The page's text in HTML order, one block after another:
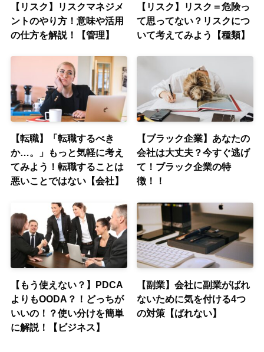
【リスク】リスクマネジメ
ントのやり方！意味や活用
の仕方を解説！【管理】
【リスク】リスク＝危険っ
て思ってない？リスクにつ
いて考えてみよう【種類】
【転職】「転職するべき
か…。」もっと気軽に考え
てみよう！転職することは
悪いことではない【会社】
【ブラック企業】あなたの
会社は大丈夫？今すぐ逃げ
て！ブラック企業の特
徴！！
【もう使えない？】PDCA
よりもOODA？！どっちが
いいの！？使い分けを簡単
に解説！【ビジネス】
【副業】会社に副業がばれ
ないために気を付ける4つ
の対策【ばれない】